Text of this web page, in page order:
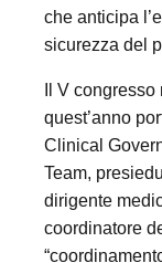
che anticipa
sicurezza del
Il V
quest’anno
Clinical
Team,
dirigente
coordinatore